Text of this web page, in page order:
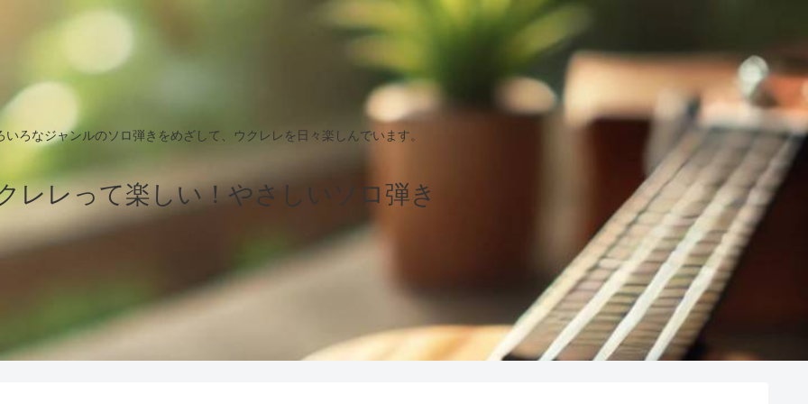
いろなジャンルのソロ弾きをめざして、ウクレレを日々楽しんでいます。
レレって楽しい！やさしいソロ弾き